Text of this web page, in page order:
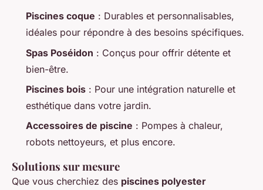
Piscines coque : Durables et personnalisables,
idéales pour répondre à des besoins spécifiques.
Spas Poséidon : Conçus pour offrir détente et
bien-être.
Piscines bois : Pour une intégration naturelle et
esthétique dans votre jardin.
Accessoires de piscine : Pompes à chaleur,
robots nettoyeurs, et plus encore.
Solutions sur mesure
Que vous cherchiez des piscines polyester